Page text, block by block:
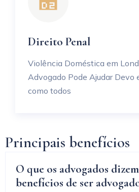
Direito Penal
Violência Doméstica em
Advogado Pode Ajudar Devo
como todos
Principais benefícios
O que os advogados
benefícios de ser